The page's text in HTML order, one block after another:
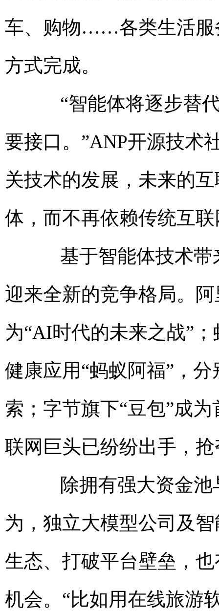
车、购物……各类生活服
方式完成。
“智能体将逐步替代
要接口。”ANP开源技术
关技术的发展，未来的
体，而不再依赖传统互
基于智能体技术带
迎来全新的竞争格局。
为“AI时代的未来之战”
健康应用“蚂蚁阿福”，
索；字节旗下“豆包”成
联网巨头已纷纷出手，
除拥有强大资金池
为，独立大模型公司及
生态、打破平台壁垒，
机会。“比如用在线旅游